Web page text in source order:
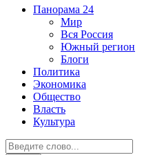
Панорама 24
Мир
Вся Россия
Южный регион
Блоги
Политика
Экономика
Общество
Власть
Культура